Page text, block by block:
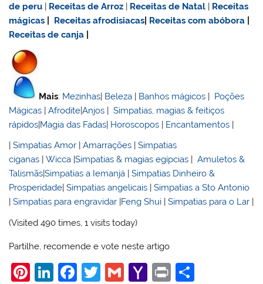
de peru Receitas de Arroz Receitas de Natal
Receitas
mágicas
Receitas afrodisiacas Receitas com abóbora
Receitas de canja
Mais: Mezinhas| Beleza | Banhos mágicos | Poções
Mágicas |Afrodite|Anjos |Simpatias, magias & feitiços
rápidos|Magia das Fadas| Horoscopos | Encantamentos |
|Simpatias Amor |Amarrações |Simpatias
ciganas |Wicca |Simpatias & magias egípcias |Amuletos &
Talismãs|Simpatias a Iemanjá |Simpatias Dinheiro &
Prosperidade|Simpatias angelicais |Simpatias a Sto Antonio
|Simpatias para engravidar |Feng Shui |Simpatias para o Lar |
(Visited 490 times, 1 visits today)
Partilhe, recomende e vote neste artigo
Pi Li F
T
G
Y
Pr